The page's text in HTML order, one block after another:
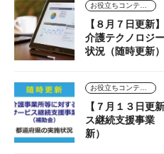
お役立ちコンテンツ
【８月７日更新
介護テクノロジ
状況（随時更新）
お役立ちコンテンツ
【７月１３日更
ス継続支援事業
新）